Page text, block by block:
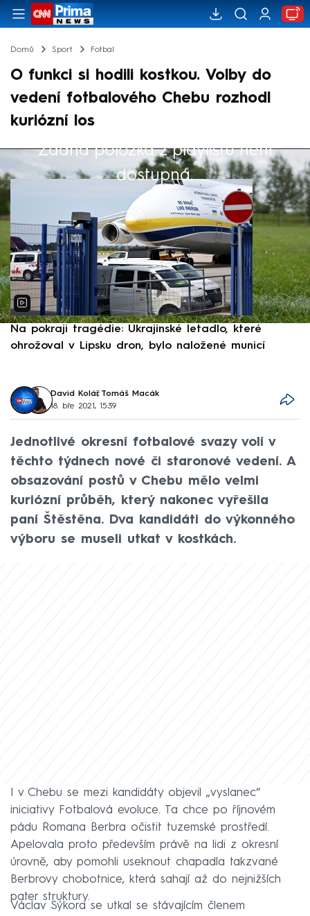
Domů Sport Fotbal
O funkci si hodili kostkou. Volby do
vedení fotbalového Chebu rozhodl
kuriózní los
Žádná položka z playlistu není
dostupná.
Výběr redakce
Na pokraji tragédie: Ukrajinské letadlo, které
ohrožoval v Lipsku dron, bylo naložené municí
David Kolář, Tomáš Macák
18. bře 2021, 15:39
Jednotlivé okresní fotbalové svazy volí v
těchto týdnech nové či staronové vedení. A
obsazování postů v Chebu mělo velmi
kuriózní průběh, který nakonec vyřešila
paní Štěstěna. Dva kandidáti do výkonného
výboru se museli utkat v kostkách.
I v Chebu se mezi kandidáty objevil „vyslanec“
iniciativy Fotbalová evoluce. Ta chce po říjnovém
pádu Romana Berbra očistit tuzemské prostředí.
Apelovala proto především právě na lidi z okresní
úrovně, aby pomohli useknout chapadla takzvané
Berbrovy chobotnice, která sahají až do nejnižších
pater struktury.
Václav Sýkora se utkal se stávajícím členem